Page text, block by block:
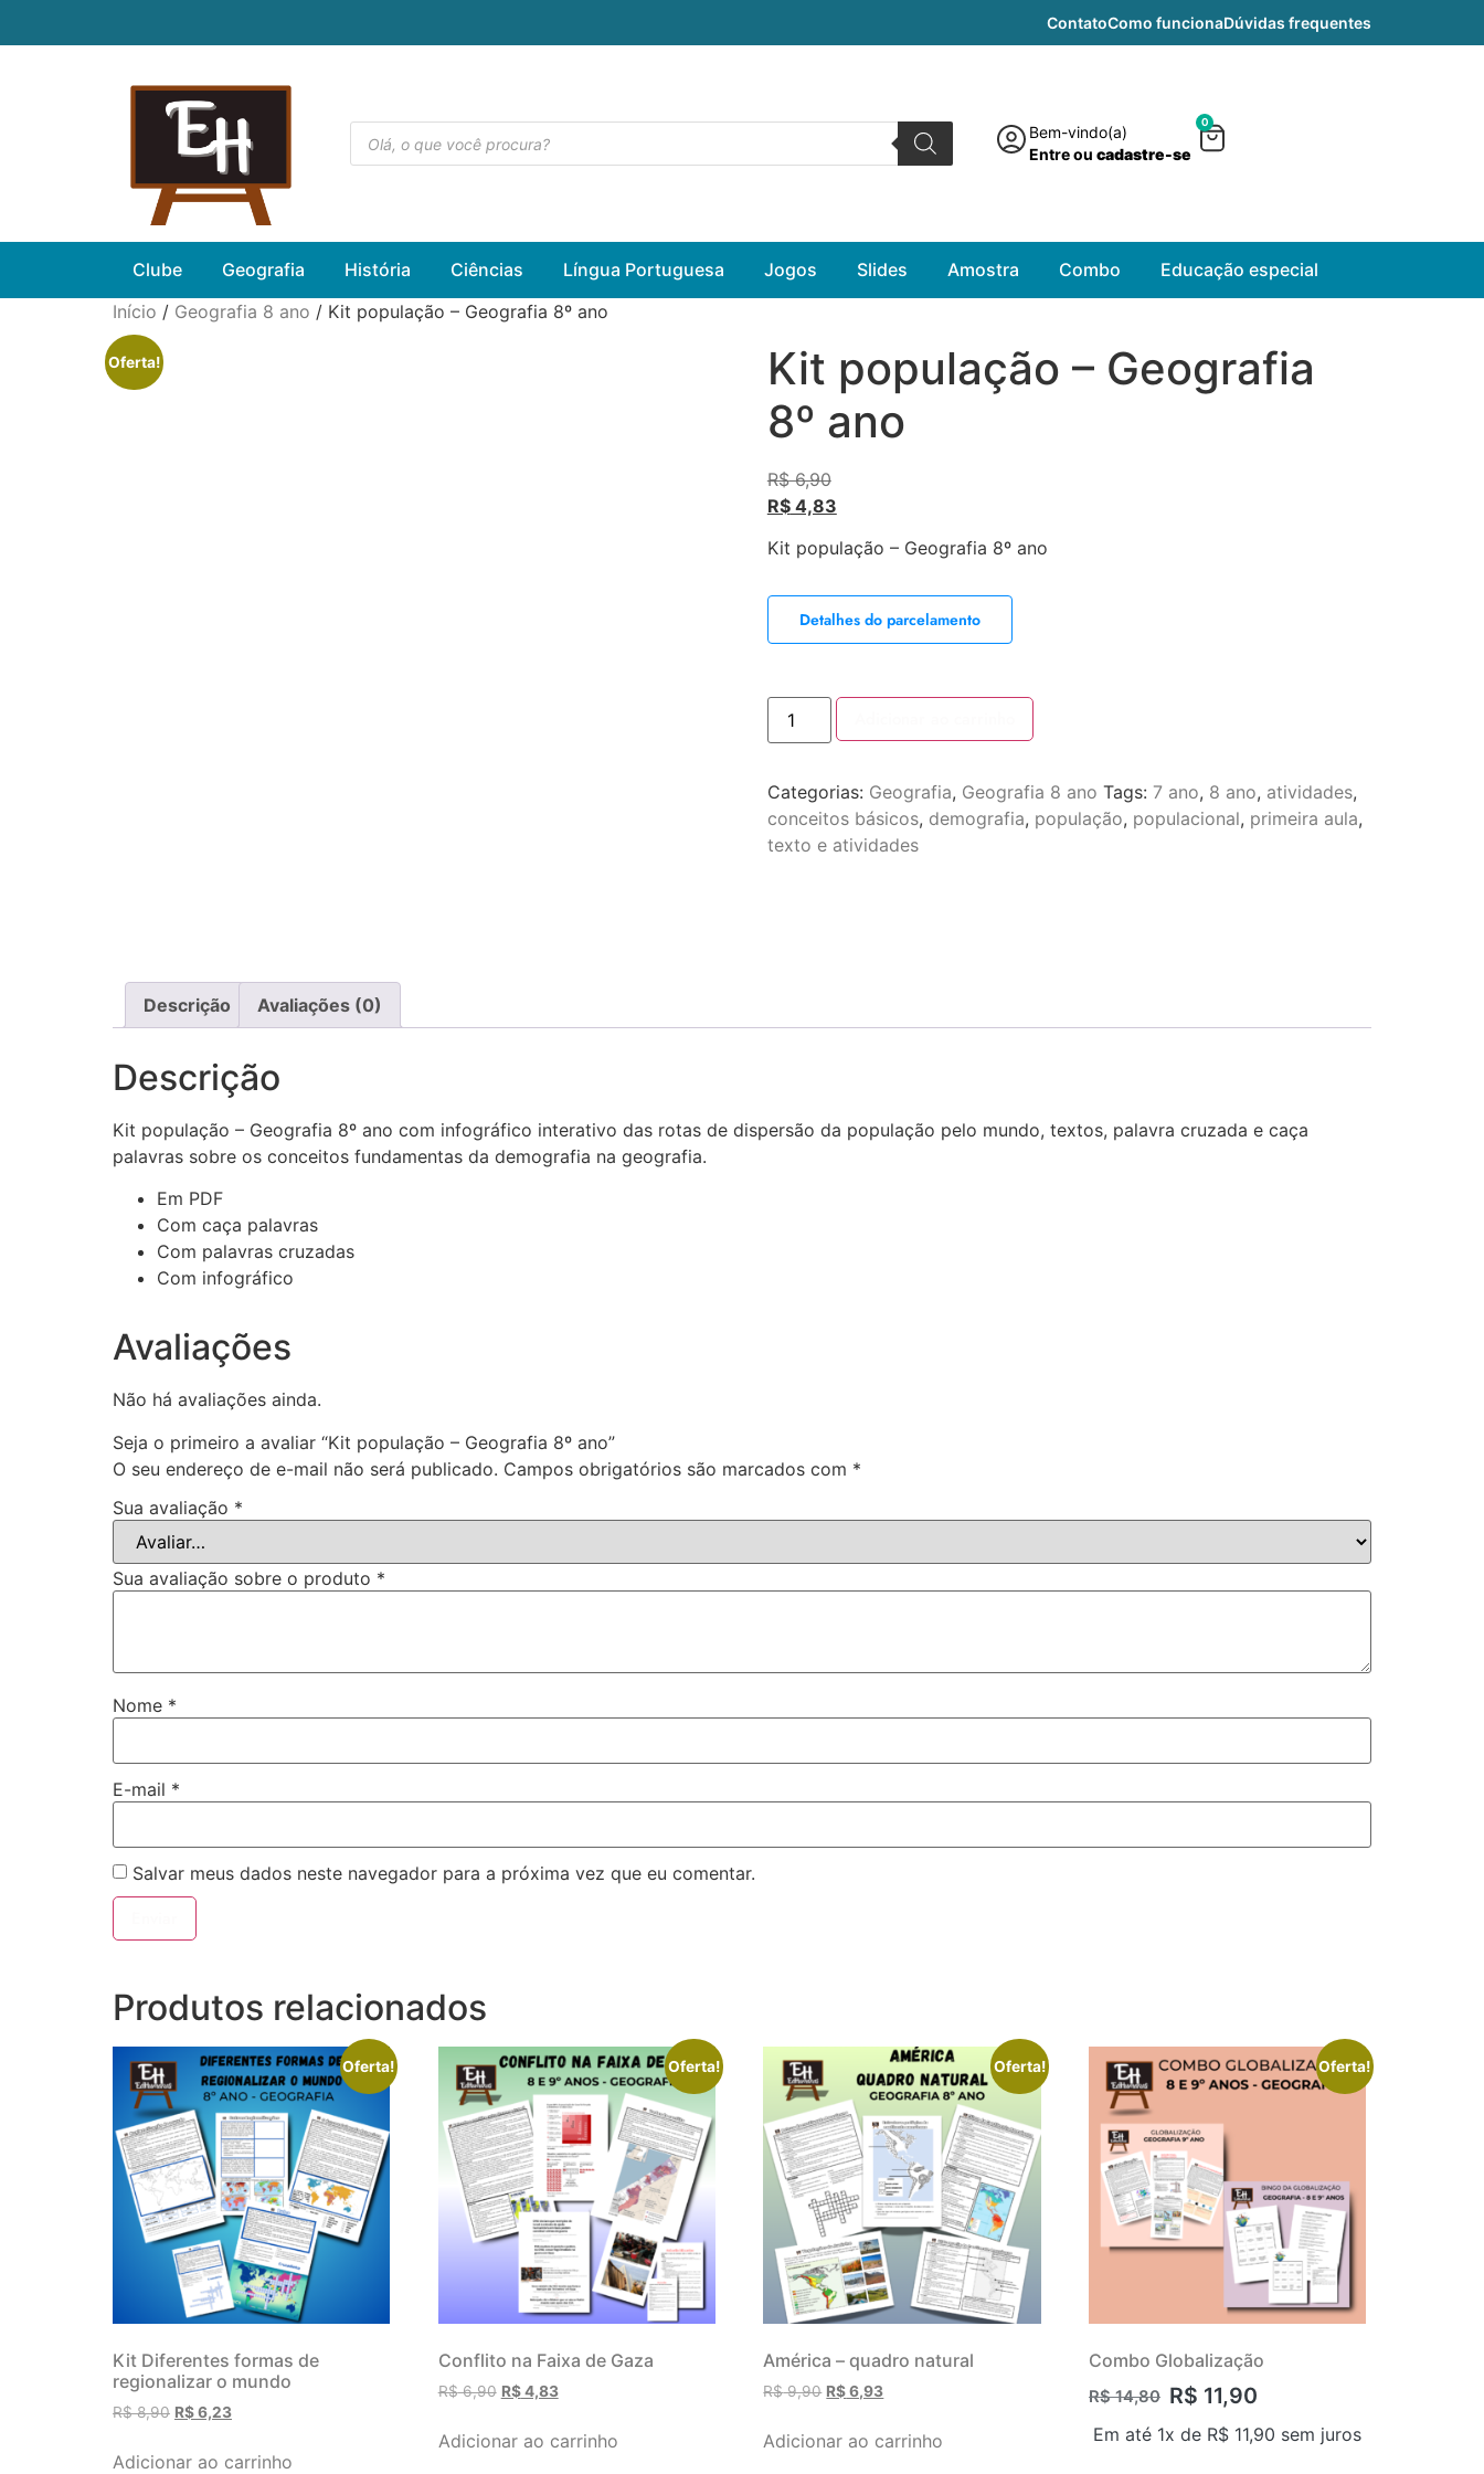
ContatoComo funcionaDúvidas frequentes
Bem-vindo(a)
Entre ou cadastre-se
0
Clube Geografia História Ciências Língua Portuguesa Jogos Slides Amostra Combo
Educação especial
Início / Geografia 8 ano / Kit população – Geografia 8º ano
Oferta!
Kit população – Geografia
8º ano
R$6,90
R$4,83
Kit população – Geografia 8º ano
Detalhes do parcelamento
Categorias: Geografia, Geografia 8 ano Tags: 7 ano, 8 ano, atividades,
conceitos básicos, demografia, população, populacional, primeira aula,
texto e atividades
Descrição Avaliações (0)
Descrição
Kit população – Geografia 8º ano com infográfico interativo das rotas de dispersão da população pelo mundo, textos, palavra cruzada e caça
palavras sobre os conceitos fundamentas da demografia na geografia.
Em PDF
Com caça palavras
Com palavras cruzadas
Com infográfico
Avaliações
Não há avaliações ainda.
Seja o primeiro a avaliar “Kit população – Geografia 8º ano”
O seu endereço de e-mail não será publicado. Campos obrigatórios são marcados com *
Sua avaliação *
Sua avaliação sobre o produto *
Nome *
E-mail *
Salvar meus dados neste navegador para a próxima vez que eu comentar.
Produtos relacionados
Oferta!
Kit Diferentes formas de
regionalizar o mundo
R$8,90 R$6,23
Adicionar ao carrinho
Oferta!
Conflito na Faixa de Gaza
R$6,90 R$4,83
Adicionar ao carrinho
Oferta!
América – quadro natural
R$9,90 R$6,93
Adicionar ao carrinho
Oferta!
Combo Globalização
R$14,80 R$ 11,90
Em até 1x de R$ 11,90 sem juros